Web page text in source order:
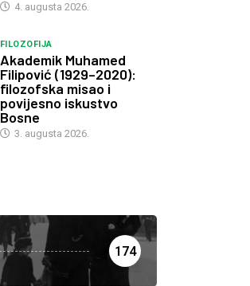
4. augusta 2026.
FILOZOFIJA
Akademik Muhamed
Filipović (1929–2020):
filozofska misao i
povijesno iskustvo
Bosne
3. augusta 2026.
174